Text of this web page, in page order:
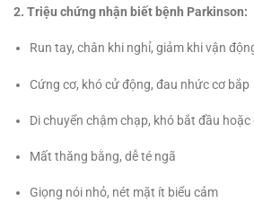
2. Triệu chứng nhận biết bệnh Parkinson:
Run tay, chân khi nghỉ, giảm khi vận
Cứng cơ, khó cử động, đau nhức cơ bắp
Di chuyển chậm chạp, khó bắt đầu
Mất thăng bằng, dễ té ngã
Giọng nói nhỏ, nét mặt ít biểu cảm